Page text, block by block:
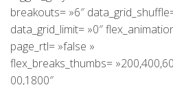
breakouts= »6″
data_grid_limit= »0″
page_rtl= »false »
flex_breaks_thumbs=
00,1800″